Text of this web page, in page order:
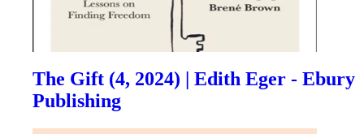
The Gift (4, 2024) | Edith Eger - Ebury
Publishing